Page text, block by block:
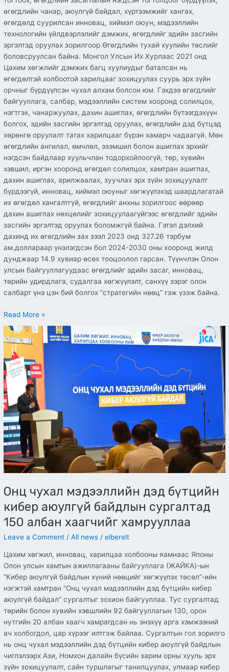
өгөгдлийн чанар, аюулгүй байдал, хүртээмжийг хангах,
өгөгдөлд суурилсан инновац, хиймэл оюун, мэдээллийн
технологийн үйлдвэрлэлийг дэмжих, өгөгдлийг эдийн засгийн
эргэлтэд оруулах зорилгоор Өгөгдлийн тухай хуулийн төслийг
боловсруулсан байна. Монгол Улсын Их Хурлаас 2021 онд
Цахим хөгжлийг дэмжих багц хуулиудыг баталсан нь
өгөгдөлтэй холбоотой харилцааг зохицуулах суурь эрх зүйн
орчныг бүрдүүлсэн чухал алхам болсон юм. Гэхдээ өгөгдлийг
байгууллага, салбар, мэдээллийн систем хооронд солилцох,
нэгтгэх, чанаржуулах, дахин ашиглах, өгөгдлийн бүтээгдэхүүн
болгох, эдийн засгийн эргэлтэд оруулах, өгөгдлийн дэд бүтцэд
хөрөнгө оруулалт татах харилцааг бүрэн хамарч чадаагүй. Мөн
өгөгдлийн ангилал, өмчлөл, эзэмшил болон ашиглах эрхийг
нэгдсэн байдлаар хуульчлан тодорхойлоогүй, төр, хувийн
хэвшил, иргэн хооронд өгөгдөл солилцох, хамтран ашиглах,
дахин ашиглах, арилжаалах, зуучлах эрх зүйн зохицуулалт
бүрдээгүй, инновац, хиймэл оюуныг хөгжүүлэхэд шаардлагатай
их өгөгдөл хангалтгүй, өгөгдлийг анхны зорилгоос өөрөөр
дахин ашиглах нөхцөлийг зохицуулаагүйгээс өгөгдлийг эдийн
засгийн эргэлтэд оруулах боломжгүй байна. Гэтэл дэлхий
дахинд их өгөгдлийн зах зээл 2023 онд 327.26 тэрбум
ам.доллараар үнэлэгдсэн бол 2024-2030 оны хооронд жилд
дунджаар 14.9 хувиар өсөх тооцоолол гарсан. Түүнчлэн Олон
улсын байгууллагуудаас өгөгдлийг эдийн засаг, инновац,
төрийн удирдлага, судалгаа хөгжүүлэлт, санхүү зэрэг олон
салбарт үнэ цэн бий болгох “стратегийн нөөц” гэж үзэж байна.
Read More »
Онц чухал мэдээллийн дэд бүтцийн
кибер аюулгүй байдлын сургалтад
150 албан хаагчийг хамрууллаа
Leave a Comment /All news /elberelt
Цахим хөгжил, инновац, харилцаа холбооны яамнаас Японы
Олон улсын хамтын ажиллагааны байгууллага (ЖАЙКА)-ын
“Кибер аюулгүй байдлын хүний нөөцийг хөгжүүлэх төсөл”-ийн
нэгжтэй хамтран “Онц чухал мэдээллийн дэд бүтцийн кибер
аюулгүй байдал” сургалтыг зохион байгууллаа. Тус сургалтад
төрийн болон хувийн хэвшлийн 92 байгууллагын 130, орон
нутгийн 20 албан хаагч хамрагдсан нь энэхүү арга хэмжээний
ач холбогдол, цар хүрээг илтгэж байлаа. Сургалтын гол зорилго
нь онц чухал мэдээллийн дэд бүтцийн кибер аюулгүй байдлын
чиглэлээрх Ази, Номхон далайн бүсийн зарим орны хууль эрх
зүйн зохицуулалт, сайн туршлагыг танилцуулах, улмаар кибер
Онц
чухал
мэдээллийн
дэд
бүтцийн
кибер
аюулгүй
байдлын
сургалтад
150
албан
хаагчийг
хамрууллаа